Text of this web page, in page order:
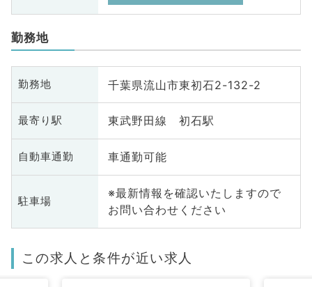
勤務地
勤務地 千葉県流山市東初石2-132-2
最寄り駅 東武野田線 初石駅
自動車通勤 車通勤可能
駐車場
※最新情報を確認いたしますので
お問い合わせください
この求人と条件が近い求人